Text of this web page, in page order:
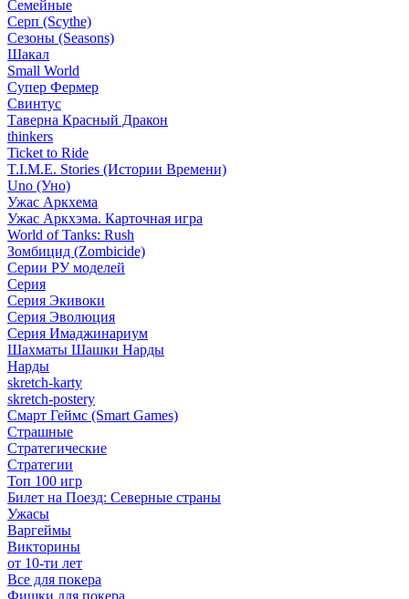
Семейные
Серп (Scythe)
Сезоны (Seasons)
Шакал
Small World
Супер Фермер
Свинтус
Таверна Красный Дракон
thinkers
Ticket to Ride
T.I.M.E. Stories (Истории Времени)
Uno (Уно)
Ужас Аркхема
Ужас Аркхэма. Карточная игра
World of Tanks: Rush
Зомбицид (Zombicide)
Серии РУ моделей
Серия
Серия Экивоки
Серия Эволюция
Серия Имаджинариум
Шахматы Шашки Нарды
Нарды
skretch-karty
skretch-postery
Смарт Геймс (Smart Games)
Страшные
Стратегические
Стратегии
Топ 100 игр
Билет на Поезд: Северные страны
Ужасы
Варгеймы
Викторины
от 10-ти лет
Все для покера
Фишки для покера